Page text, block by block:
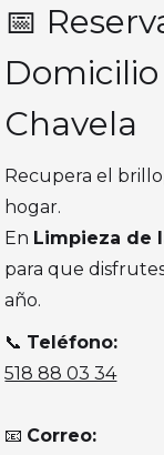
📅
Chavela
Recupera el
hogar.
En Limpieza de
para que
año.
📞 Teléfono:
518 88 03 34
📧 Correo: